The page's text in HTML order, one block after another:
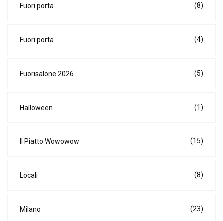
Fuori porta (8)
Fuori porta (4)
Fuorisalone 2026 (5)
Halloween (1)
Il Piatto Wowowow (15)
Locali (8)
Milano (23)